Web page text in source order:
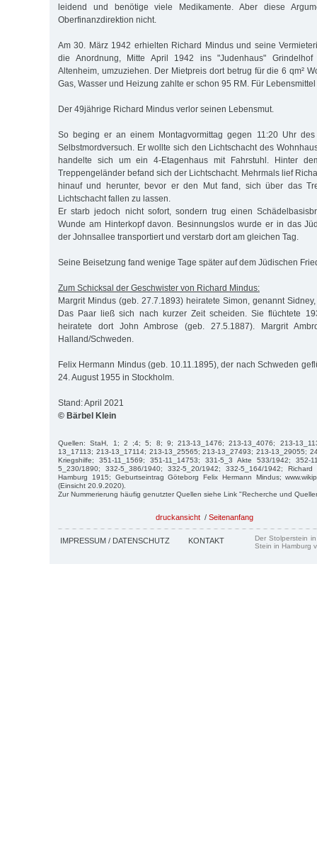
leidend und benötige viele Medikamente. Aber diese
Oberfinanzdirektion nicht.
Am 30. März 1942 erhielten Richard Mindus und seine
die Anordnung, Mitte April 1942 ins "Judenhaus"
Altenheim, umzuziehen. Der Mietpreis dort betrug für die 6 qm²
Gas, Wasser und Heizung zahlte er schon 95 RM. Für
Der 49jährige Richard Mindus verlor seinen Lebensmut.
So beging er an einem Montagvormittag gegen 11:20 Uhr
Selbstmordversuch. Er wollte sich den Lichtschacht des
handelte sich um ein 4-Etagenhaus mit Fahrstuhl. Hinter
Treppengeländer befand sich der Lichtschacht. Mehrmals lief
hinauf und herunter, bevor er den Mut fand, sich über das
Lichtschacht fallen zu lassen.
Er starb jedoch nicht sofort, sondern trug einen
Wunde am Hinterkopf davon. Besinnungslos wurde er in das
der Johnsallee transportiert und verstarb dort am gleichen Tag.
Seine Beisetzung fand wenige Tage später auf dem Jüdischen
Zum Schicksal der Geschwister von Richard Mindus:
Margrit Mindus (geb. 27.7.1893) heiratete Simon, genannt
Das Paar ließ sich nach kurzer Zeit scheiden. Sie flüchtete
heiratete dort John Ambrose (geb. 27.5.1887). Margrit
Halland/Schweden.
Felix Hermann Mindus (geb. 10.11.1895), der nach Schweden
24. August 1955 in Stockholm.
Stand: April 2021
© Bärbel Klein
Quellen: StaH, 1; 2 ;4; 5; 8; 9; 213-13_1476; 213-13_4076; 213-
13_17113; 213-13_17114; 213-13_25565; 213-13_27493; 213-13_29055;
Kriegshilfe; 351-11_1569; 351-11_14753; 331-5_3 Akte 533/1942; 352-
5_230/1890; 332-5_386/1940; 332-5_20/1942; 332-5_164/1942; Richard
Hamburg 1915; Geburtseintrag Göteborg Felix Hermann Mindus;
(Einsicht 20.9.2020).
Zur Nummerierung häufig genutzter Quellen siehe Link "Recherche und
druckansicht / Seitenanfang
IMPRESSUM / DATENSCHUTZ KONTAKT
Der Stolperstein
Stein in Hamburg